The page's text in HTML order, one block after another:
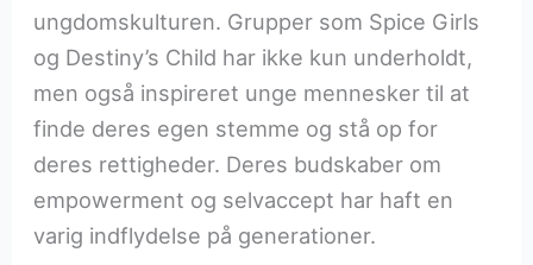
ungdomskulturen. Grupper som Spice Girls
og Destiny’s Child har ikke kun underholdt,
men også inspireret unge mennesker til at
finde deres egen stemme og stå op for
deres rettigheder. Deres budskaber om
empowerment og selvaccept har haft en
varig indflydelse på generationer.